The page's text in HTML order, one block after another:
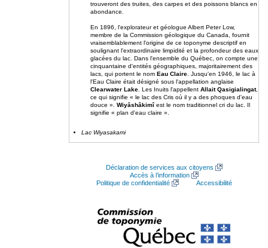
trouveront des truites, des carpes et des poissons blancs en
abondance.
En 1896, l'explorateur et géologue Albert Peter Low,
membre de la Commission géologique du Canada, fournit
vraisemblablement l'origine de ce toponyme descriptif en
soulignant l'extraordinaire limpidité et la profondeur des eaux
glacées du lac. Dans l'ensemble du Québec, on compte une
cinquantaine d'entités géographiques, majoritairement des
lacs, qui portent le nom Eau Claire . Jusqu'en 1946, le lac à
l'Eau Claire était désigné sous l'appellation anglaise
Clearwater Lake . Les Inuits l'appellent Allait Qasigialingat,
ce qui signifie « le lac des Cris où il y a des phoques d'eau
douce ». Wiyâshâkimî est le nom traditionnel cri du lac. Il
signifie « plan d'eau claire ».
Lac Wiyasakami
Déclaration de services aux citoyens
Accès à l’information
Politique de confidentialité
Accessibilité